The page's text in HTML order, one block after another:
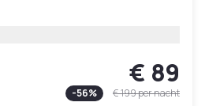
€ 89
-56% € 199per nacht